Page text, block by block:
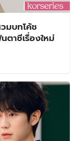
มบทโค้ช
ตาซีเรื่องใหม่